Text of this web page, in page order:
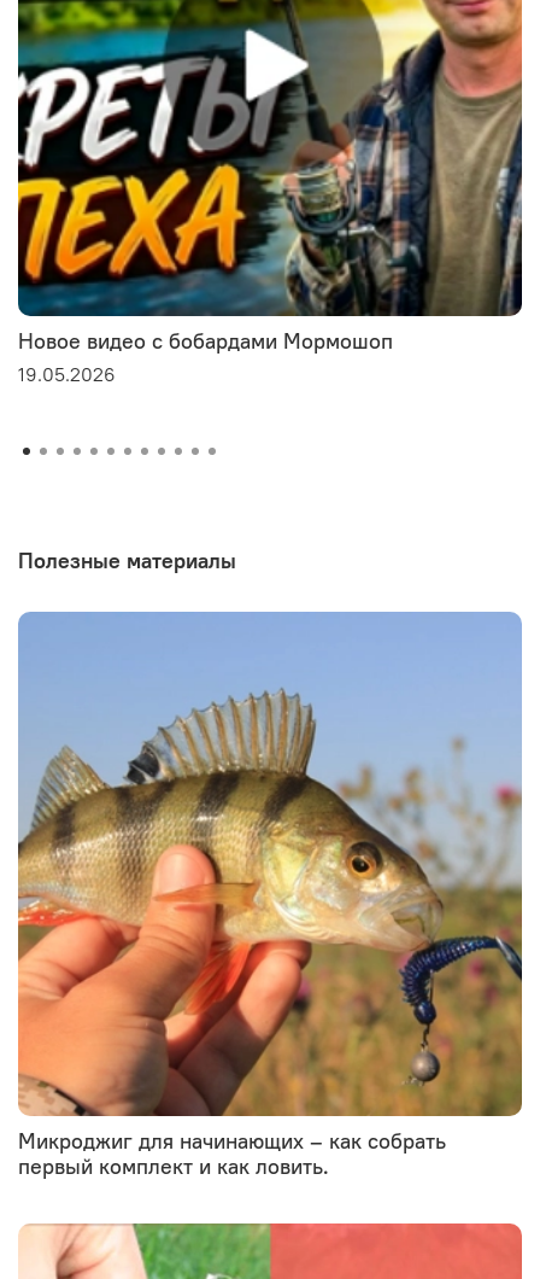
Новое видео с бобардами Мормошоп
19.05.2026
Полезные материалы
Микроджиг для начинающих – как собрать
первый комплект и как ловить.